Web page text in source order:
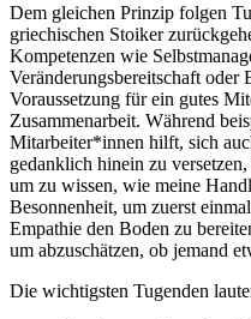
Dem gleichen Prinzip folgen
griechischen Stoiker
Kompetenzen wie
Veränderungsbereitschaft oder
Voraussetzung für ein gutes
Zusammenarbeit. Während
Mitarbeiter*innen hilft, sich
gedanklich hinein zu
um zu wissen, wie meine
Besonnenheit, um zuerst
Empathie den Boden zu
um abzuschätzen, ob jemand
Die wichtigsten Tugenden